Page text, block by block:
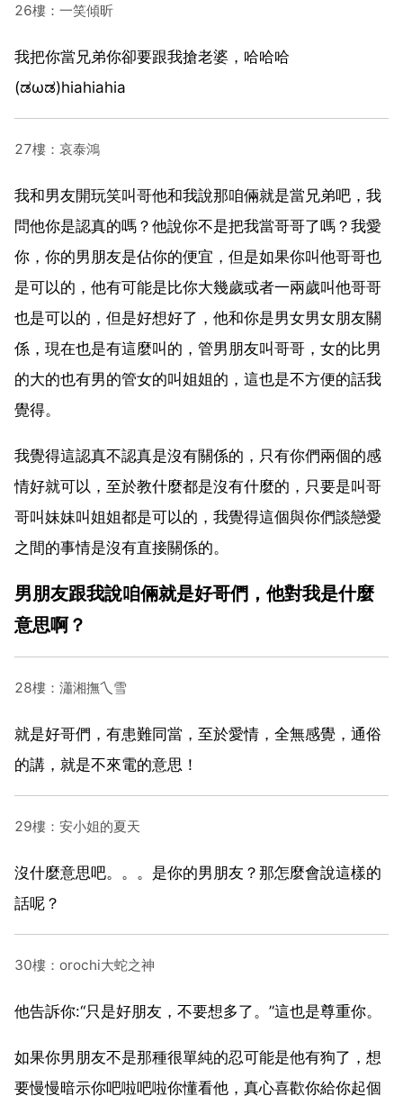
26樓：一笑傾昕
我把你當兄弟你卻要跟我搶老婆，哈哈哈
(ಡωಡ)hiahiahia
27樓：哀泰鴻
我和男友開玩笑叫哥他和我說那咱倆就是當兄弟吧，我
問他你是認真的嗎？他說你不是把我當哥哥了嗎？我愛
你，你的男朋友是佔你的便宜，但是如果你叫他哥哥也
是可以的，他有可能是比你大幾歲或者一兩歲叫他哥哥
也是可以的，但是好想好了，他和你是男女男女朋友關
係，現在也是有這麼叫的，管男朋友叫哥哥，女的比男
的大的也有男的管女的叫姐姐的，這也是不方便的話我
覺得。
我覺得這認真不認真是沒有關係的，只有你們兩個的感
情好就可以，至於教什麼都是沒有什麼的，只要是叫哥
哥叫妹妹叫姐姐都是可以的，我覺得這個與你們談戀愛
之間的事情是沒有直接關係的。
男朋友跟我說咱倆就是好哥們，他對我是什麼
意思啊？
28樓：瀟湘撫乀雪
就是好哥們，有患難同當，至於愛情，全無感覺，通俗
的講，就是不來電的意思！
29樓：安小姐的夏天
沒什麼意思吧。。。是你的男朋友？那怎麼會說這樣的
話呢？
30樓：orochi大蛇之神
他告訴你:“只是好朋友，不要想多了。”這也是尊重你。
如果你男朋友不是那種很單純的忍可能是他有狗了，想
要慢慢暗示你吧啦吧啦你懂看他，真心喜歡你給你起個